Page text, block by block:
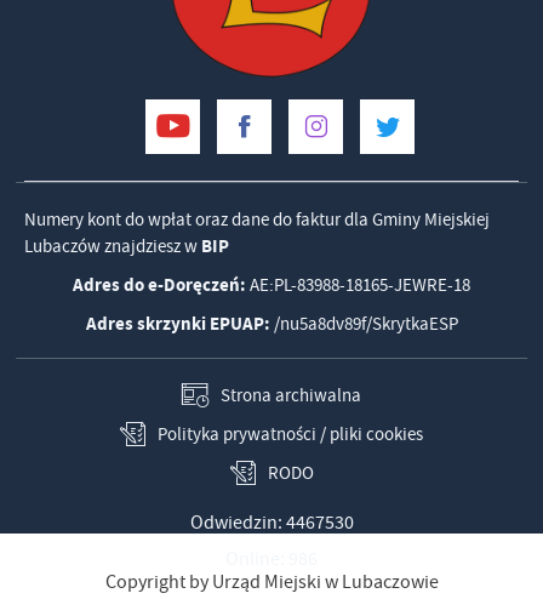
Numery kont do wpłat oraz dane do faktur dla Gminy Miejskiej
Lubaczów znajdziesz w BIP
Adres do e-Doręczeń: AE:PL-83988-18165-JEWRE-18
Adres skrzynki EPUAP: /nu5a8dv89f/SkrytkaESP
Strona archiwalna
Polityka prywatności / pliki cookies
RODO
Odwiedzin: 4467530
Copyright by Urząd Miejski w Lubaczowie